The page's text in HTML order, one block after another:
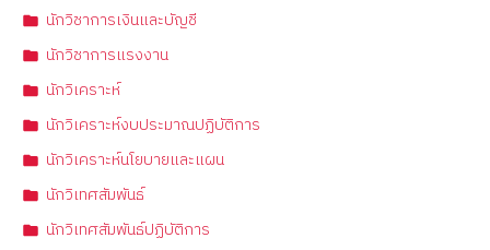
นักวิชาการเงินและบัญชี
นักวิชาการแรงงาน
นักวิเคราะห์
นักวิเคราะห์งบประมาณปฏิบัติการ
นักวิเคราะห์นโยบายและแผน
นักวิเทศสัมพันธ์
นักวิเทศสัมพันธ์ปฏิบัติการ